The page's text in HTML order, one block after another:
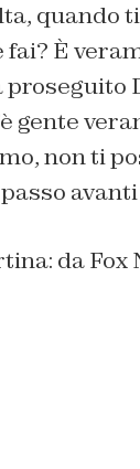
quando
fai? È
proseguito
gente
non ti
da Fox